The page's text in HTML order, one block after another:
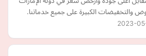
والتخفيضات الكبيرة على جميع خدماتنا.
2023-